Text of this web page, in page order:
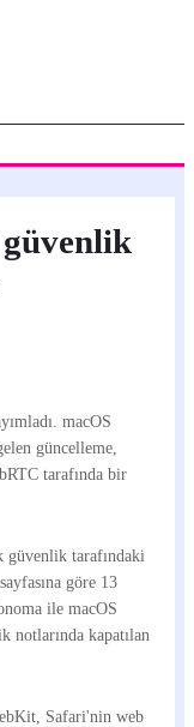
macOS
güncelleme,
tarafında bir
güvenlik tarafındaki
göre 13
ile macOS
kapatılan
Safari'nin web